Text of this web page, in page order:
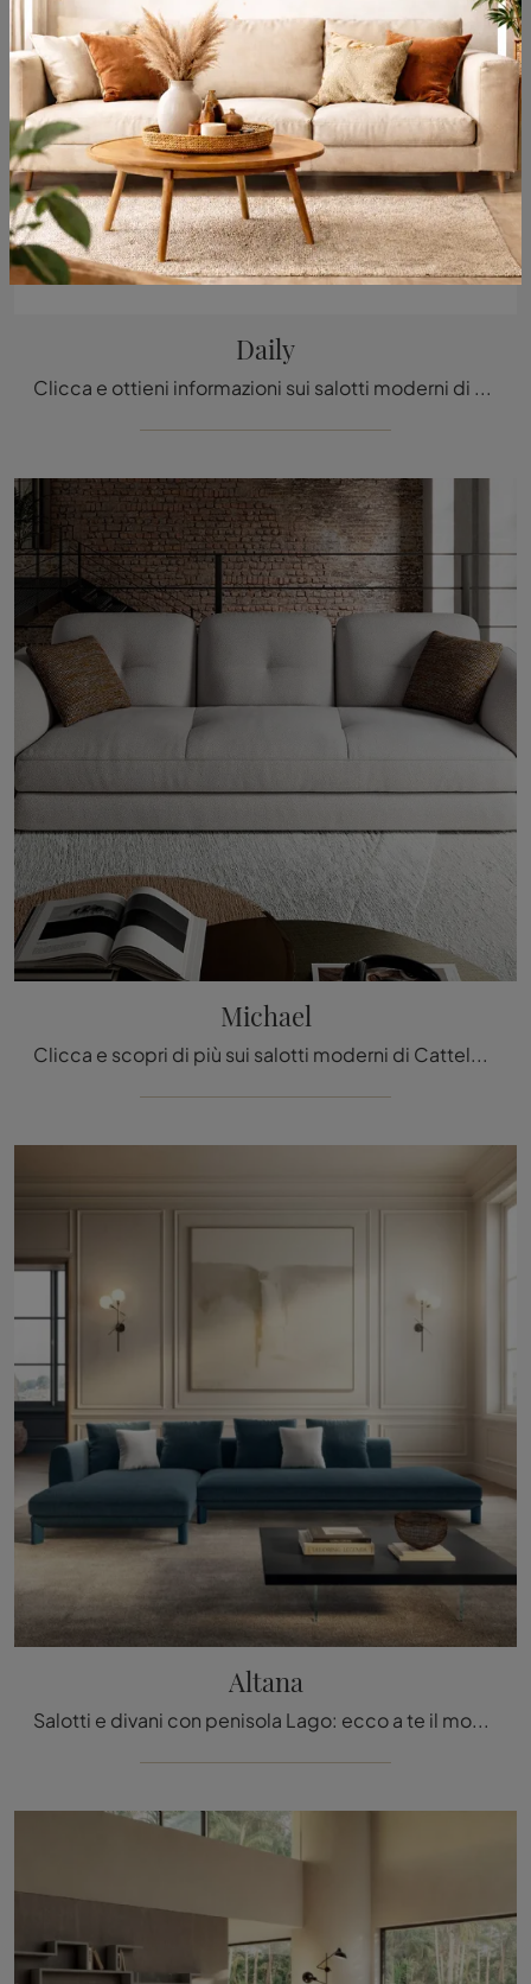
Daily
Clicca e ottieni informazioni sui salotti moderni di Ditre Italia! Molteplici modelli di divani, come Daily, ti attendono.
Michael
Clicca e scopri di più sui salotti moderni di Cattelan Italia! Diversi modelli di divani, come Michael, ti aspettano.
Altana
Salotti e divani con penisola Lago: ecco a te il modello Altana in tessuto per arricchire il soggiorno.